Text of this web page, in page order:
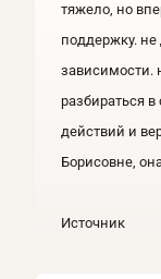
тяжело, но
поддержку.
зависимости.
разбираться
действий и
Борисовне,
Источник